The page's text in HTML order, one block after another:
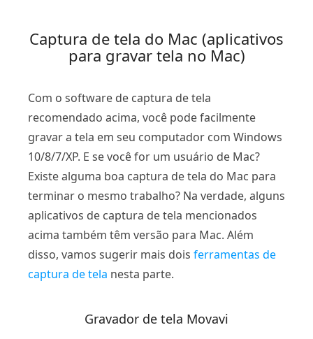
Captura de tela do Mac (aplicativos
para gravar tela no Mac)
Com o software de captura de tela
recomendado acima, você pode facilmente
gravar a tela em seu computador com Windows
10/8/7/XP. E se você for um usuário de Mac?
Existe alguma boa captura de tela do Mac para
terminar o mesmo trabalho? Na verdade, alguns
aplicativos de captura de tela mencionados
acima também têm versão para Mac. Além
disso, vamos sugerir mais dois ferramentas de
captura de tela nesta parte.
Gravador de tela Movavi